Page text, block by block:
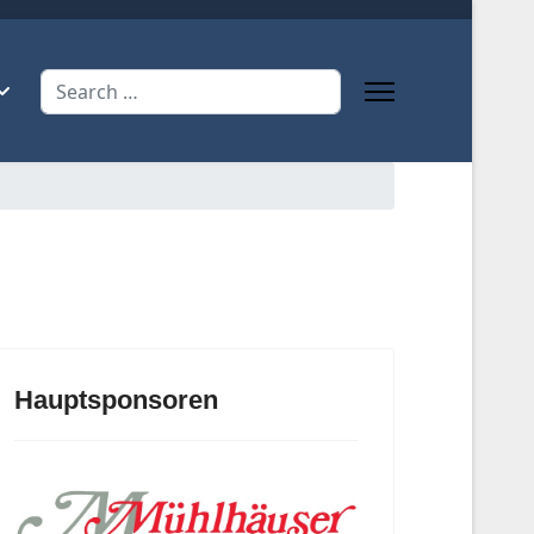
Search
Hauptsponsoren